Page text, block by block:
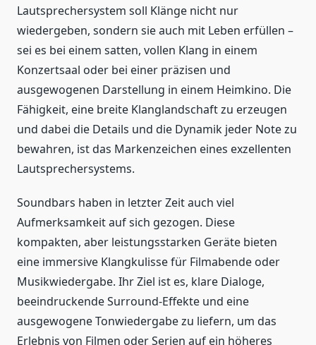
Lautsprechersystem soll Klänge nicht nur
wiedergeben, sondern sie auch mit Leben erfüllen –
sei es bei einem satten, vollen Klang in einem
Konzertsaal oder bei einer präzisen und
ausgewogenen Darstellung in einem Heimkino. Die
Fähigkeit, eine breite Klanglandschaft zu erzeugen
und dabei die Details und die Dynamik jeder Note zu
bewahren, ist das Markenzeichen eines exzellenten
Lautsprechersystems.
Soundbars haben in letzter Zeit auch viel
Aufmerksamkeit auf sich gezogen. Diese
kompakten, aber leistungsstarken Geräte bieten
eine immersive Klangkulisse für Filmabende oder
Musikwiedergabe. Ihr Ziel ist es, klare Dialoge,
beeindruckende Surround-Effekte und eine
ausgewogene Tonwiedergabe zu liefern, um das
Erlebnis von Filmen oder Serien auf ein höheres